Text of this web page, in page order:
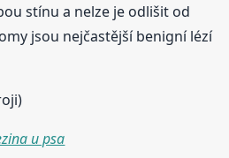
stínu a nelze je odlišit od
jsou nejčastější benigní lézí
u psa